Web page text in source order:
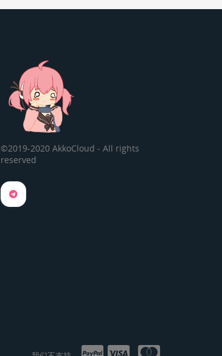
©2019-2020 AkkoCloud - All rights
reserved